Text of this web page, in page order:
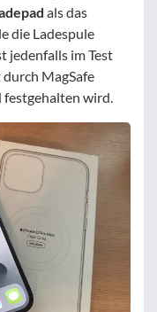
als das
die Ladespule
jedenfalls im Test
MagSafe
wird.